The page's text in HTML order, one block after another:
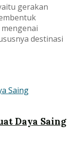
gerakan
destinasi
Daya Saing